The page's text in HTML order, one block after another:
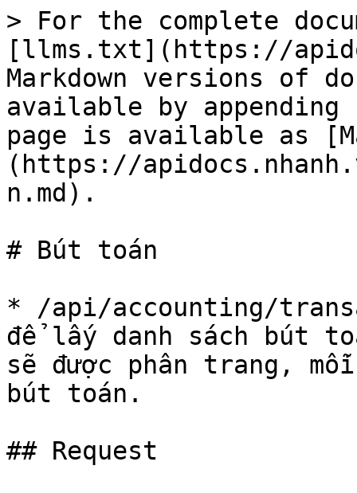
> For the complete
[llms.txt](https://
Markdown versions of
available by
page is available as
(https://
n.md).
# Bút toán
* /api/accounting/
để lấy danh sách bút
sẽ được phân trang,
bút toán.
## Request